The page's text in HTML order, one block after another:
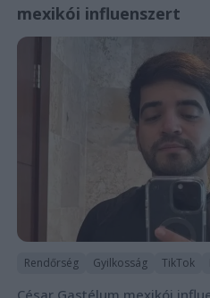
mexikói influenszert
Rendőrség Gyilkosság TikTok